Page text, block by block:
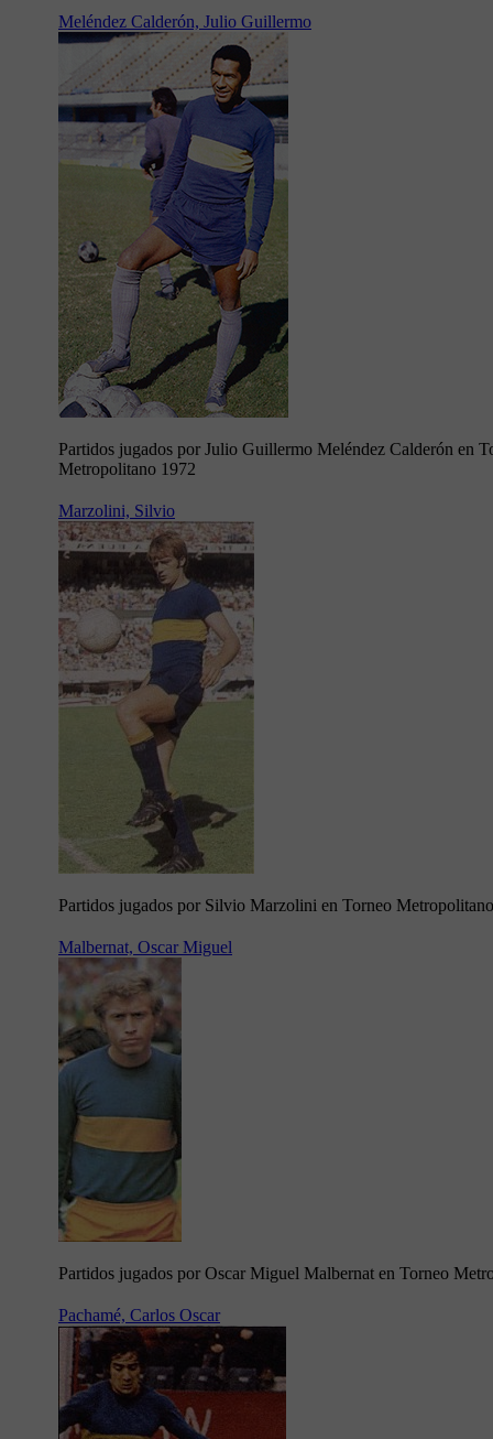
Meléndez Calderón, Julio Guillermo
Partidos jugados por Julio Guillermo Meléndez Calderón en
Metropolitano 1972
Marzolini, Silvio
Partidos jugados por Silvio Marzolini en Torneo
Malbernat, Oscar Miguel
Partidos jugados por Oscar Miguel Malbernat en Torneo
Pachamé, Carlos Oscar